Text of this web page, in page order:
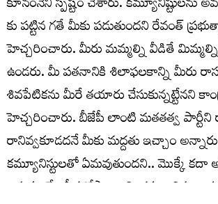
కూనంనేని స్పష్టం చేశారు. కమ్యూనిష్టులను
కు పట్టిన గతే మీకు పడుతుందని రేవంత్
హెచ్చరించారు. మీరు మమ్మల్ని వీడితే
ఉండరు. మీ పతనానికి శిలాఫలకాన్ని మీరు
శివపేటికను మీరే తయారు చేసుకున్నట్టేనని
హెచ్చరించారు. బీజేపీ లాంటి మతతత్వ పార్టీని
రానివ్వకూడదనే మీకు మద్దతు ఇచ్చాం
కమ్యూనిస్టులతో ఏమవుతుందని.. మొక్కే కదా
అనుకుంటే.. పీక కోస్తాం అని, కమ్యూనిస్టులు